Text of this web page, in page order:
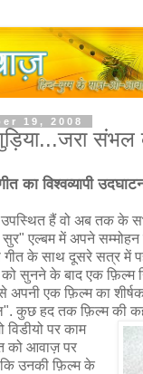
19, 2008
का विश्वव्यापी
हैं वो अब तक के
एल्बम में अपने
के साथ दूसरे सत्र में
को सुनने के बाद एक फ़िल्म
अपनी एक फ़िल्म का
कुछ हद तक फ़िल्म की
पर काम
को आवाज़ पर
उनकी फ़िल्म के